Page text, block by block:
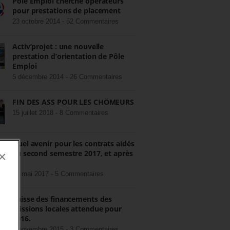
pour prestations de placement
23 octobre 2014 - 52 Commentaires
Activ’projet : une nouvelle
prestation d’orientation de Pôle
Emploi
5 décembre 2014 - 26 Commentaires
FIN DES ASS POUR LES CHÔMEURS
15 juillet 2018 - 8 Commentaires
Quel avenir pour les contrats aidés
au second semestre 2017, et après
22 mai 2017 - 5 Commentaires
Baisse des financements des
missions locales attendue pour
2016.